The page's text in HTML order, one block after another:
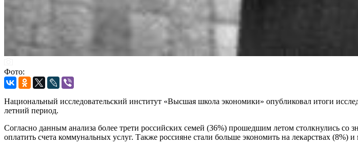
Фото:
Национальный исследовательский институт «Высшая школа экономики» опубликовал итоги
летний период.
Согласно данным анализа более трети российских семей (36%) прошедшим летом столкнулись
оплатить счета коммунальных услуг. Также россияне стали больше экономить на лекарствах (8%)